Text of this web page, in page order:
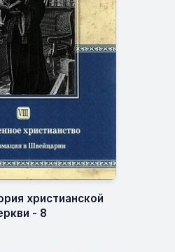
христианской
- 8